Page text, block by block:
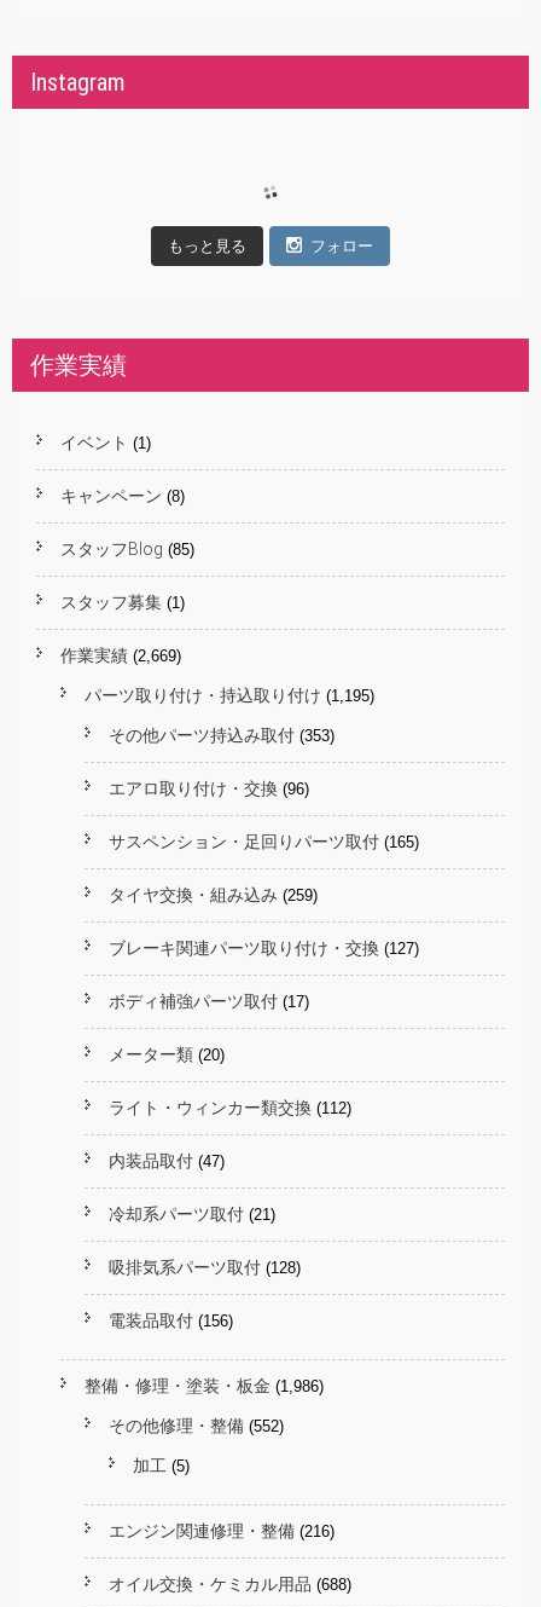
Instagram
もっと見る フォロー
作業実績
イベント (1)
キャンペーン (8)
スタッフBlog (85)
スタッフ募集 (1)
作業実績 (2,669)
パーツ取り付け・持込取り付け (1,195)
その他パーツ持込み取付 (353)
エアロ取り付け・交換 (96)
サスペンション・足回りパーツ取付 (165)
タイヤ交換・組み込み (259)
ブレーキ関連パーツ取り付け・交換 (127)
ボディ補強パーツ取付 (17)
メーター類 (20)
ライト・ウィンカー類交換 (112)
内装品取付 (47)
冷却系パーツ取付 (21)
吸排気系パーツ取付 (128)
電装品取付 (156)
整備・修理・塗装・板金 (1,986)
その他修理・整備 (552)
加工 (5)
エンジン関連修理・整備 (216)
オイル交換・ケミカル用品 (688)